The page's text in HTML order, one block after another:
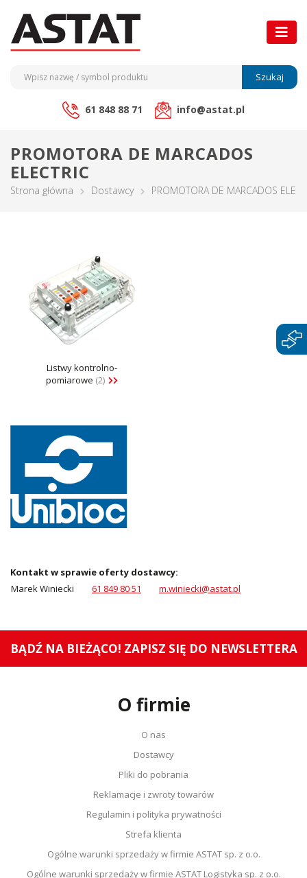
Szukaj
61 848 88 71 info@astat.pl
PROMOTORA DE MARCADOS
ELECTRIC
Strona główna Dostawcy PROMOTORA DE MARCADOS
Listwy kontrolno-
pomiarowe (2)
Kontakt w sprawie oferty dostawcy:
Marek Winiecki
61 849 80 51 m.winiecki@astat.pl
BĄDŹ NA BIEŻĄCO! ZAPISZ SIĘ DO NEWSLETTERA
O firmie
O nas
Dostawcy
Pliki do pobrania
Reklamacje i zwroty towarów
Regulamin i polityka prywatności
Strefa klienta
Ogólne warunki sprzedaży w firmie ASTAT sp. z o.o.
Ogólne warunki sprzedaży w firmie ASTAT Logistyka sp. z o.o.